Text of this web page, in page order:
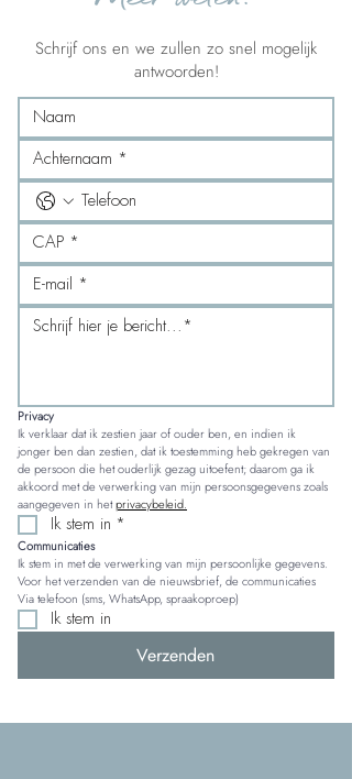
Schrijf ons en we zullen zo snel mogelijk
antwoorden!
Privacy
Ik verklaar dat ik zestien jaar of ouder ben, en indien ik
jonger ben dan zestien, dat ik toestemming heb gekregen van
de persoon die het ouderlijk gezag uitoefent; daarom ga ik
akkoord met de verwerking van mijn persoonsgegevens zoals
aangegeven in het privacybeleid.
Ik stem in *
Communicaties
Ik stem in met de verwerking van mijn persoonlijke gegevens.
Voor het verzenden van de nieuwsbrief, de communicaties
Via telefoon (sms, WhatsApp, spraakoproep)
Ik stem in
Verzenden